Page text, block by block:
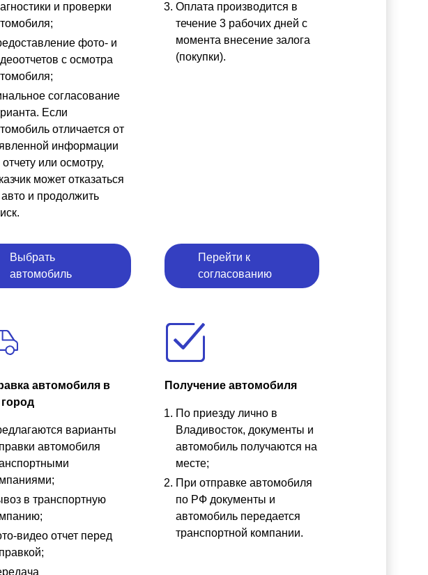
и проверки
фото- и
с осмотра
согласование
Если
отличается от
информации
отчету или осмотру,
может отказаться
авто и продолжить
Выбрать
автомобиль
Оплата производится в
течение 3 рабочих дней с
момента внесение залога
(покупки).
Перейти к
согласованию
автомобиля в
варианты
автомобиля
в транспортную
видео отчет перед
Получение автомобиля
По приезду лично в
Владивосток, документы и
автомобиль получаются на
месте;
При отправке автомобиля
по РФ документы и
автомобиль передается
транспортной компании.